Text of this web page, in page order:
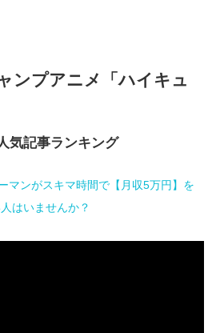
ンプアニメ「ハイキュ
気記事ランキング
マンがスキマ時間で【月収5万円】を
はいませんか？